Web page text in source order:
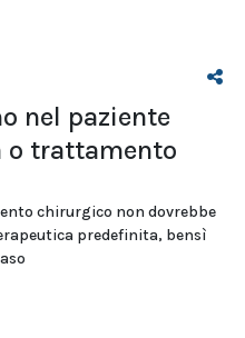
nel paziente
trattamento
chirurgico non dovrebbe
predefinita, bensì